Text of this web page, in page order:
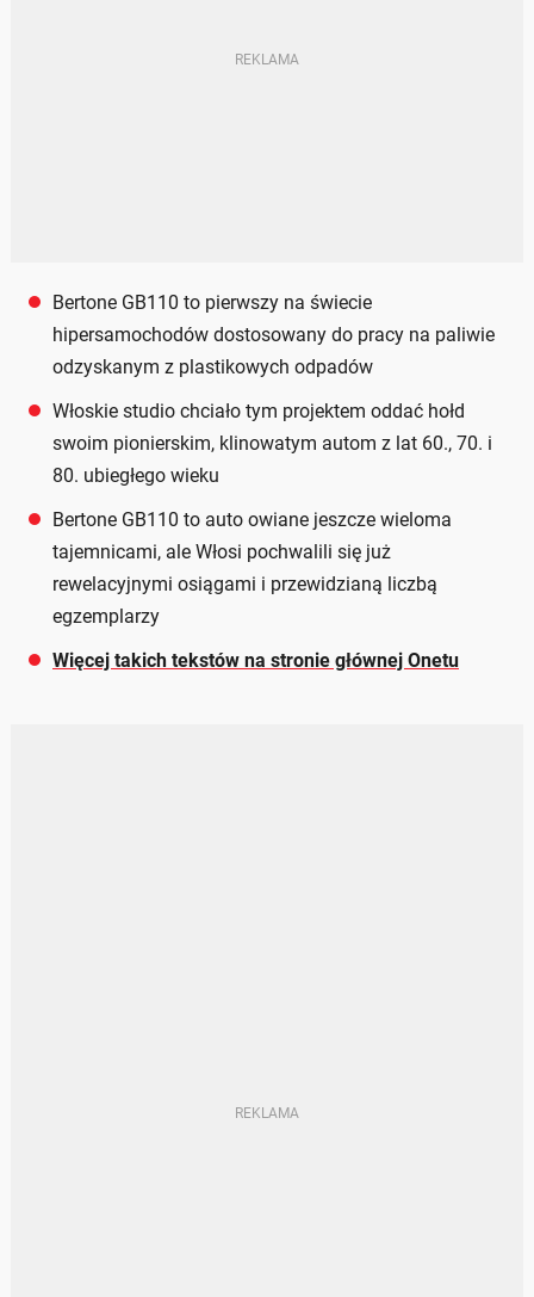
Bertone GB110 to pierwszy na świecie
hipersamochodów dostosowany do pracy na paliwie
odzyskanym z plastikowych odpadów
Włoskie studio chciało tym projektem oddać hołd
swoim pionierskim, klinowatym autom z lat 60., 70. i
80. ubiegłego wieku
Bertone GB110 to auto owiane jeszcze wieloma
tajemnicami, ale Włosi pochwalili się już
rewelacyjnymi osiągami i przewidzianą liczbą
egzemplarzy
Więcej takich tekstów na stronie głównej Onetu